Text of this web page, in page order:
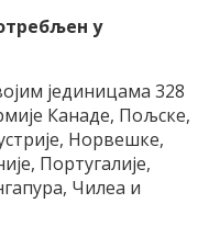
у
јединицама 328
Канаде, Пољске,
Норвешке,
Португалије,
Чилеа и